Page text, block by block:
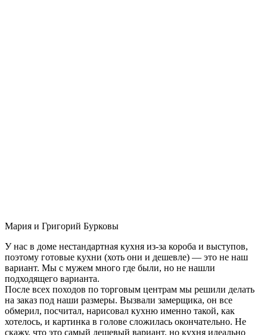
Мария и Григорий Бурковы
У нас в доме нестандартная кухня из-за короба и выступов,
поэтому готовые кухни (хоть они и дешевле) — это не наш
вариант. Мы с мужем много где были, но не нашли
подходящего варианта.
После всех походов по торговым центрам мы решили делать
на заказ под наши размеры. Вызвали замерщика, он все
обмерил, посчитал, нарисовал кухню именно такой, как
хотелось, и картинка в голове сложилась окончательно. Не
скажу, что это самый дешевый вариант, но кухня идеально